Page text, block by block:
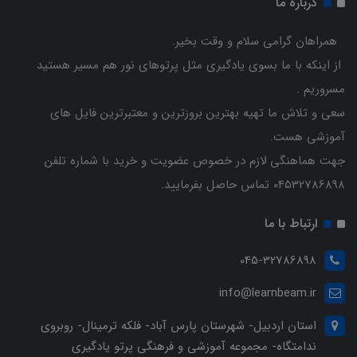
همراهان گرامی سلام و وقت بخیر.
از اینکه با ما بسوی یادگیری مثل پرتوهای نور هم مسیر هستید
مسروریم .
سعی و تلاش ما تهیه بهترین بروزترین و معتبرترین فایل های
آموزشی هست.
جهت هماهنگی لازم در خصوص عضویت و خرید با شماره تلفن
04532786898 تماس حاصل بفرمایید.
ارتباط با ما
045-32786898
info@learnbeam.ir
استان اردبیل- شهرستان پارس آباد- فلکه ترمینال- روبروی
ندامتگاه- مجموعه آموزشی و فرهنگی پرتو یادگیری